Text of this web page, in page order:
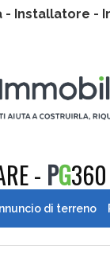
- Installatore -
- PG360
di terreno